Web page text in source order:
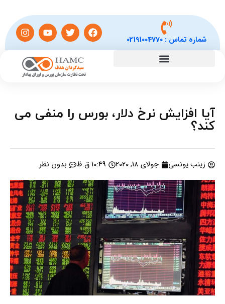
شماره تماس :02191004770
آیا افزایش نرخ دلار، بورس را منفی می
کند؟
زینب یونسی جولای 18, 2020 10:49 ق.ظ بدون نظر